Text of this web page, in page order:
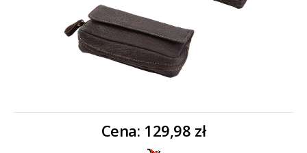
Cena: 129,98 zł